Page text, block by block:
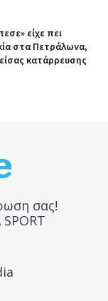
είχε πει
στα Πετράλωνα,
κατάρρευσης
σας!